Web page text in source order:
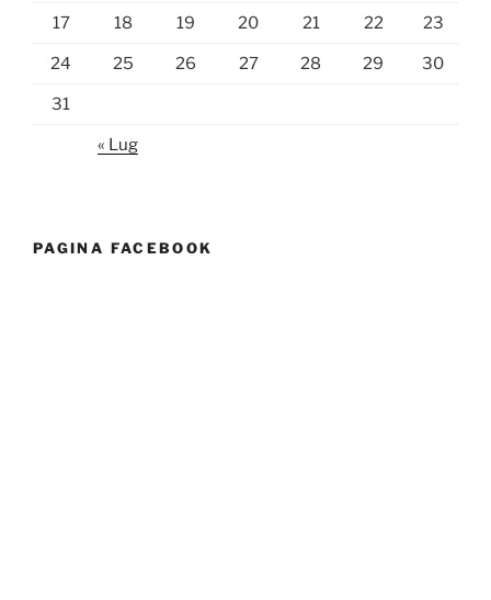
17 18 19 20 21 22 23
24 25 26 27 28 29 30
31
« Lug
PAGINA FACEBOOK